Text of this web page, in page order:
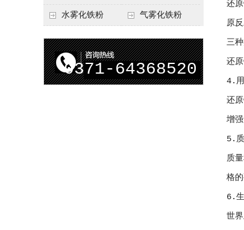
铁粉 水雾化铁粉 气雾化铁粉
0371-64368520
还
原
三种
还
4.用
还
增
5.
质
格
6.
世